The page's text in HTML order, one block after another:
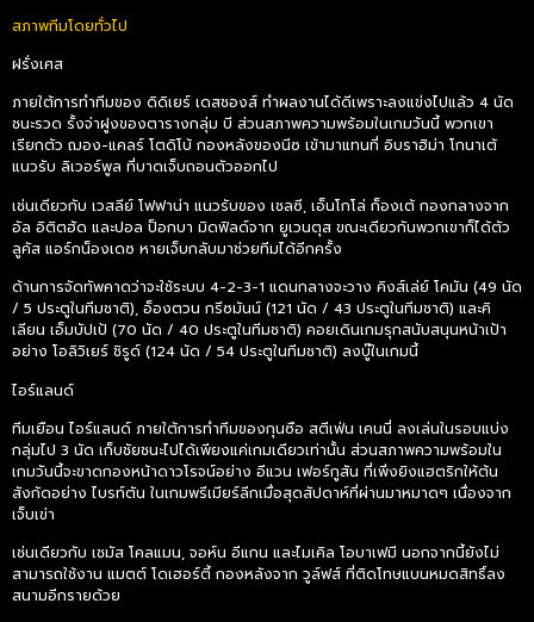
สภาพทีมโดยทั่วไป
ฝรั่งเศส
ภายใต้การทำทีมของ ดิดิเยร์ เดสชองส์ ทำผลงานได้ดีเพราะลงแข่งไปแล้ว 4 นัด
ชนะรวด รั้งจ่าฝูงของตารางกลุ่ม บี ส่วนสภาพความพร้อมในเกมวันนี้ พวกเขา
เรียกตัว ฌอง-แคลร์ โตดิโบ้ กองหลังของนีซ เข้ามาแทนที่ อิบราฮิม่า โกนาเต้
แนวรับ ลิเวอร์พูล ที่บาดเจ็บถอนตัวออกไป
เช่นเดียวกับ เวสลีย์ โฟฟาน่า แนวรับของ เชลซี, เอ็นโกโล่ ก็องเต้ กองกลางจาก
อัล อิติตฮัด และปอล ป็อกบา มิดฟิลด์จาก ยูเวนตุส ขณะเดียวกันพวกเขาก็ได้ตัว
ลูคัส แอร์กน็องเดซ หายเจ็บกลับมาช่วยทีมได้อีกครั้ง
ด้านการจัดทัพคาดว่าจะใช้ระบบ 4-2-3-1 แดนกลางจะวาง คิงส์เล่ย์ โคมัน (49 นัด
/ 5 ประตูในทีมชาติ), อ็องตวน กรีซมันน์ (121 นัด / 43 ประตูในทีมชาติ) และคิ
เลียน เอ็มบัปเป้ (70 นัด / 40 ประตูในทีมชาติ) คอยเดินเกมรุกสนับสนุนหน้าเป้า
อย่าง โอลิวิเยร์ ชิรูด์ (124 นัด / 54 ประตูในทีมชาติ) ลงบู๊ในเกมนี้
ไอร์แลนด์
ทีมเยือน ไอร์แลนด์ ภายใต้การทำทีมของกุนซือ สตีเฟ่น เคนนี่ ลงเล่นในรอบแบ่ง
กลุ่มไป 3 นัด เก็บชัยชนะไปได้เพียงแค่เกมเดียวเท่านั้น ส่วนสภาพความพร้อมใน
เกมวันนี้จะขาดกองหน้าดาวโรจน์อย่าง อีแวน เฟอร์กูสัน ที่เพิ่งยิงแฮตริกให้ต้น
สังกัดอย่าง ไบรท์ตัน ในเกมพรีเมียร์ลีกเมื่อสุดสัปดาห์ที่ผ่านมาหมาดๆ เนื่องจาก
เจ็บเข่า
เช่นเดียวกับ เชมัส โคลแมน, จอห์น อีแกน และไมเคิล โอบาเฟมี นอกจากนี้ยังไม่
สามารถใช้งาน แมตต์ โดเฮอร์ตี้ กองหลังจาก วูล์ฟส์ ที่ติดโทษแบนหมดสิทธิ์ลง
สนามอีกรายด้วย